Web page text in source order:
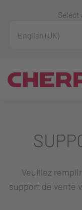
Select
Veuillez
support de vente